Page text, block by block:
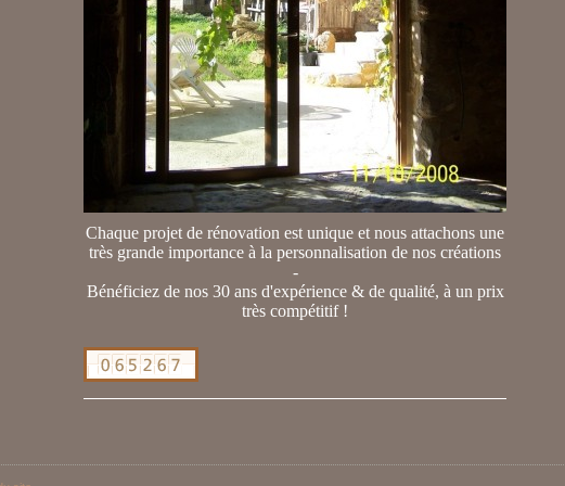
Chaque projet de rénovation est unique et nous attachons une
très grande importance à la personnalisation de nos créations
-
Bénéficiez de nos 30 ans d'expérience & de qualité, à un prix
très compétitif !